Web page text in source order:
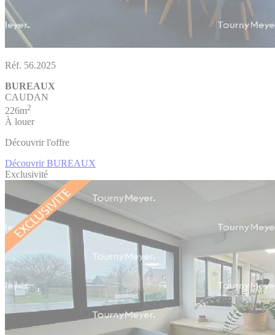
Réf. 56.2025
BUREAUX
CAUDAN
226m2
À louer
Découvrir l'offre
Découvrir BUREAUX
Exclusivité